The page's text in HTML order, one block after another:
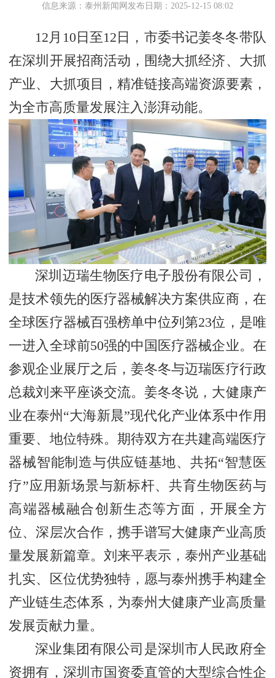
信息来源：泰州新闻网发布日期：2025-12-15 08:02
12月10日至12日，市委书记姜冬冬带队
在深圳开展招商活动，围绕大抓经济、大抓
产业、大抓项目，精准链接高端资源要素，
为全市高质量发展注入澎湃动能。
深圳迈瑞生物医疗电子股份有限公司，
是技术领先的医疗器械解决方案供应商，在
全球医疗器械百强榜单中位列第23位，是唯
一进入全球前50强的中国医疗器械企业。在
参观企业展厅之后，姜冬冬与迈瑞医疗行政
总裁刘来平座谈交流。姜冬冬说，大健康产
业在泰州“大海新晨”现代化产业体系中作用
重要、地位特殊。期待双方在共建高端医疗
器械智能制造与供应链基地、共拓“智慧医
疗”应用新场景与新标杆、共育生物医药与
高端器械融合创新生态等方面，开展全方
位、深层次合作，携手谱写大健康产业高质
量发展新篇章。刘来平表示，泰州产业基础
扎实、区位优势独特，愿与泰州携手构建全
产业链生态体系，为泰州大健康产业高质量
发展贡献力量。
深业集团有限公司是深圳市人民政府全
资拥有，深圳市国资委直管的大型综合性企